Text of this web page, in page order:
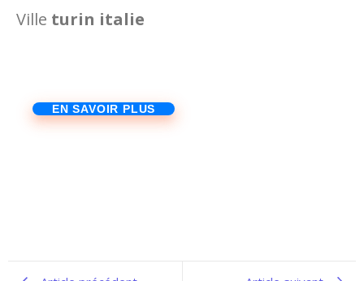
Ville turin italie
EN SAVOIR PLUS